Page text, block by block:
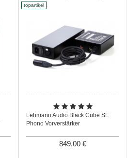
topartikel
Lehmann Audio Black Cube SE
Phono Vorverstärker
849,00 €